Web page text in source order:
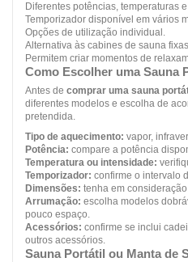
Diferentes potências, temperaturas
Temporizador disponível em vários
Opções de utilização individual.
Alternativa às cabines de sauna
Permitem criar momentos de
Como Escolher uma Sauna
Antes de comprar uma sauna
diferentes modelos e escolha de
pretendida.
Tipo de aquecimento: vapor,
Potência: compare a potência
Temperatura ou intensidade:
Temporizador: confirme o intervalo
Dimensões: tenha em
Arrumação: escolha modelos
pouco espaço.
Acessórios: confirme se inclui
outros acessórios.
Sauna Portátil ou Manta de